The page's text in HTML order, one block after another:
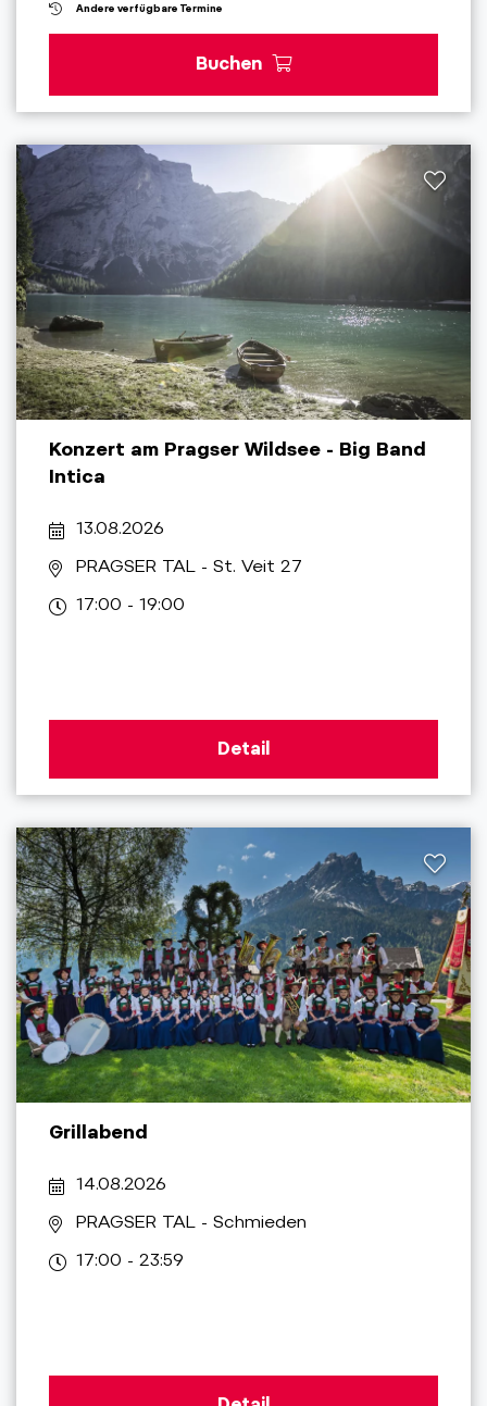
Andere verfügbare Termine
Buchen
Konzert am Pragser Wildsee - Big Band
Intica
13.08.2026
PRAGSER TAL - St. Veit 27
17:00 - 19:00
Detail
Grillabend
14.08.2026
PRAGSER TAL - Schmieden
17:00 - 23:59